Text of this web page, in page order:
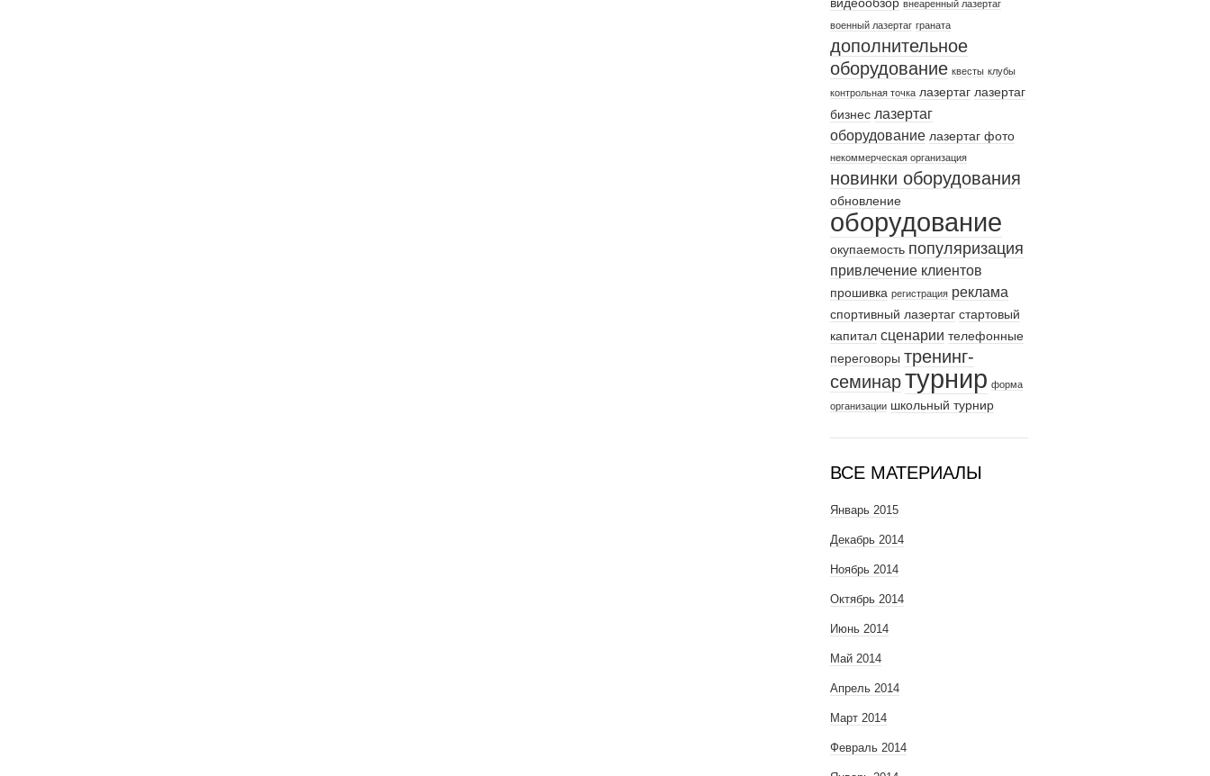
видеообзор внеаренный лазертаг
военный лазертаг граната
дополнительное
оборудование квесты клубы
контрольная точка лазертаг лазертаг
бизнес лазертаг
оборудование лазертаг фото
некоммерческая организация
новинки оборудования
обновление
оборудование
окупаемость популяризация
привлечение клиентов
прошивка регистрация реклама
спортивный лазертаг стартовый
капитал сценарии телефонные
переговоры тренинг-
семинартурнир форма
организации школьный турнир
ВСЕ МАТЕРИАЛЫ
Январь 2015
Декабрь 2014
Ноябрь 2014
Октябрь 2014
Июнь 2014
Май 2014
Апрель 2014
Март 2014
Февраль 2014